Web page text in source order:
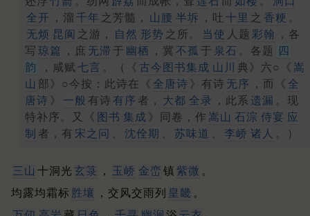
全开
，溜 千年 之芳髓， 山腰 半坼 ，吐 十里 之 香粳 。
无烦 昆阆 之游， 自然 形势 之所。 当使 人题 彩翰
，各
写 琼篇 ，庶 无滞 于 幽栖 ，冀 不孤 于 泉石 。各题
四
韵
，咸赋 七言 。（《 古今图书集成 山川 典》六○《 嵩
山 部》○今按：此诗在《 全唐诗 》有诗 无序 ，而《 全
唐诗 》 一般 有诗 有序 者， 大都 全录 ，此系 遗漏 。现
特补序。又《 图书 集成 》同卷，作 嵩山 石淙 侍宴 应
制 者，有 宋之问 沈佺期 苏味道 李峤 诸人 。）
三山 十洞光 玄箓 ， 玉峤 金峦 镇 紫微 。
均露均霜标 胜壤 ，交风交雨列 皇畿 。